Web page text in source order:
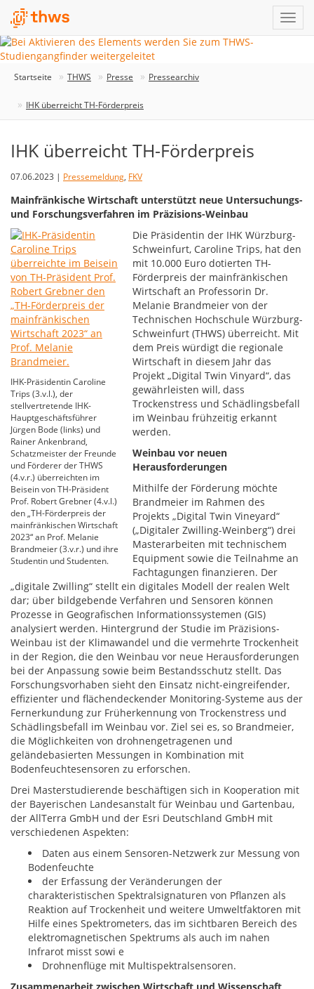
Startseite THWS Presse Pressearchiv
IHK überreicht TH-Förderpreis
IHK überreicht TH-Förderpreis
07.06.2023 | Pressemeldung, FKV
Mainfränkische Wirtschaft unterstützt neue Untersuchungs-
und Forschungsverfahren im Präzisions-Weinbau
IHK-Präsidentin Caroline
Trips (3.v.l.), der
stellvertretende IHK-
Hauptgeschäftsführer
Jürgen Bode (links) und
Rainer Ankenbrand,
Schatzmeister der Freunde
und Förderer der THWS
(4.v.r.) überreichten im
Beisein von TH-Präsident
Prof. Robert Grebner (4.v.l.)
den „TH-Förderpreis der
mainfränkischen Wirtschaft
2023“ an Prof. Melanie
Brandmeier (3.v.r.) und ihre
Studentin und Studenten.
Die Präsidentin der IHK Würzburg-
Schweinfurt, Caroline Trips, hat den
mit 10.000 Euro dotierten TH-
Förderpreis der mainfränkischen
Wirtschaft an Professorin Dr.
Melanie Brandmeier von der
Technischen Hochschule Würzburg-
Schweinfurt (THWS) überreicht. Mit
dem Preis würdigt die regionale
Wirtschaft in diesem Jahr das
Projekt „Digital Twin Vinyard“, das
gewährleisten will, dass
Trockenstress und Schädlingsbefall
im Weinbau frühzeitig erkannt
werden.
Weinbau vor neuen
Herausforderungen
Mithilfe der Förderung möchte
Brandmeier im Rahmen des
Projekts „Digital Twin Vineyard“
(„Digitaler Zwilling-Weinberg“) drei
Masterarbeiten mit technischem
Equipment sowie die Teilnahme an
Fachtagungen finanzieren. Der
„digitale Zwilling“ stellt ein digitales Modell der realen Welt
dar; über bildgebende Verfahren und Sensoren können
Prozesse in Geografischen Informationssystemen (GIS)
analysiert werden. Hintergrund der Studie im Präzisions-
Weinbau ist der Klimawandel und die vermehrte Trockenheit
in der Region, die den Weinbau vor neue Herausforderungen
bei der Anpassung sowie beim Bestandsschutz stellt. Das
Forschungsvorhaben sieht den Einsatz nicht-eingreifender,
effizienter und flächendeckender Monitoring-Systeme aus der
Fernerkundung zur Früherkennung von Trockenstress und
Schädlingsbefall im Weinbau vor. Ziel sei es, so Brandmeier,
die Möglichkeiten von drohnengetragenen und
geländebasierten Messungen in Kombination mit
Bodenfeuchtesensoren zu erforschen.
Drei Masterstudierende beschäftigen sich in Kooperation mit
der Bayerischen Landesanstalt für Weinbau und Gartenbau,
der AllTerra GmbH und der Esri Deutschland GmbH mit
verschiedenen Aspekten:
Daten aus einem Sensoren-Netzwerk zur Messung von
Bodenfeuchte
der Erfassung der Veränderungen der
charakteristischen Spektralsignaturen von Pflanzen als
Reaktion auf Trockenheit und weitere Umweltfaktoren mit
Hilfe eines Spektrometers, das im sichtbaren Bereich des
elektromagnetischen Spektrums als auch im nahen
Infrarot misst sowi e
Drohnenflüge mit Multispektralsensoren.